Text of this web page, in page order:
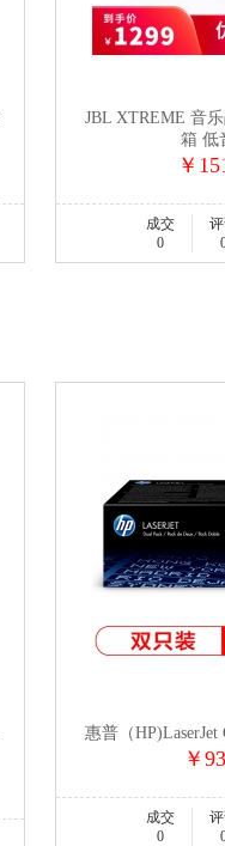
JBL XTREME 音
箱 低
￥
成交
0
惠普（
￥
成交
0